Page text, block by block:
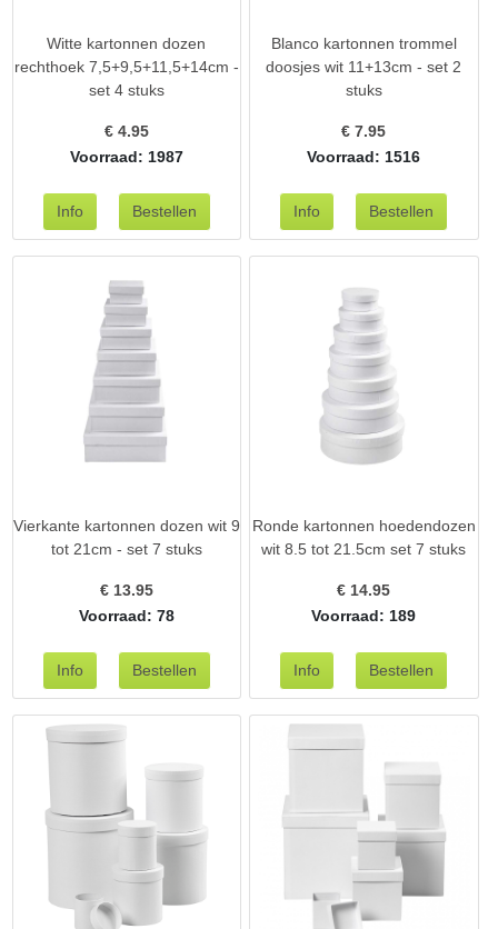
Witte kartonnen dozen
rechthoek 7,5+9,5+11,5+14cm -
set 4 stuks
€ 4.95
Voorraad: 1987
Blanco kartonnen trommel
doosjes wit 11+13cm - set 2
stuks
€7.95
Voorraad: 1516
Vierkante kartonnen dozen wit 9
tot 21cm - set 7 stuks
€ 13.95
Voorraad: 78
Ronde kartonnen hoedendozen
wit 8.5 tot 21.5cm set 7 stuks
€ 14.95
Voorraad: 189